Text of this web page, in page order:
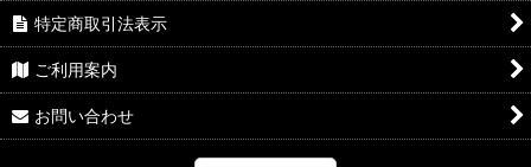
特定商取引法表示
ご利用案内
お問い合わせ